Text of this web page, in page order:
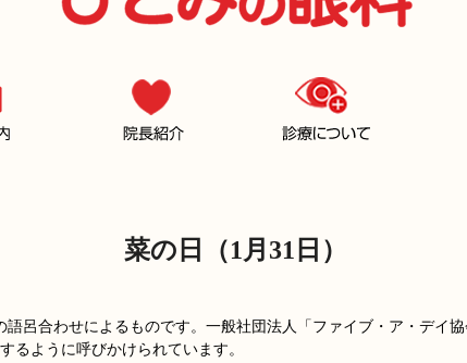
菜の日（1月31日）
語呂合わせによるものです。一般社団法人「ファイブ・ア・デイ
るように呼びかけられています。